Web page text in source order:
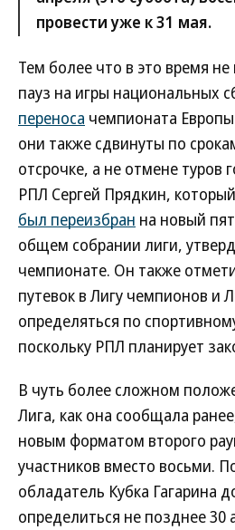
провести уже к 31 мая.
Тем более что в это время
пауз на игры национальных
переноса чемпионата
они также сдвинуты по
отсрочке, а не отмене туров
РПЛ Сергей Прядкин,
был переизбран на новый
общем собрании лиги,
чемпионате. Он также
путевок в Лигу чемпионов и
определяться по
поскольку РПЛ планирует
В чуть более сложном
Лига, как она сообщала
новым форматом второго
участников вместо восьми.
обладатель Кубка Гагарина
определиться не позднее 30